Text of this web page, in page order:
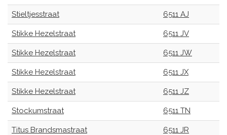
Stieltjesstraat 6511 AJ
Stikke Hezelstraat 6511 JV
Stikke Hezelstraat 6511 JW
Stikke Hezelstraat 6511 JX
Stikke Hezelstraat 6511 JZ
Stockumstraat 6511 TN
Titus Brandsmastraat 6511 JR